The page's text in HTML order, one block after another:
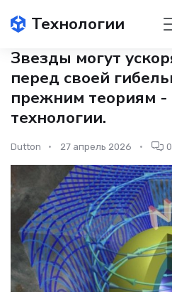
Технологии
Звезды могут
перед своей
прежним теориям -
технологии.
Dutton 27 апрель 2026 0